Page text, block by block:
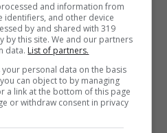
secco
di pomodoro
and information from
identifiers, and other device
by and shared with 319
by this site. We and our partners
data. List of partners.
personal data on the basis
can object to by managing
a link at the bottom of this page
or withdraw consent in privacy